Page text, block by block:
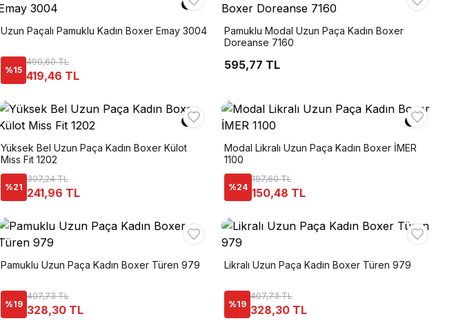
Uzun Paçalı Pamuklu Kadın Boxer Emay 3004
%15
490,60 TL
419,46 TL
Pamuklu Modal Uzun Paça Kadın Boxer
Doreanse 7160
595,77 TL
Yüksek Bel Uzun Paça Kadın Boxer Külot
Miss Fit 1202
%21
307,24 TL
241,96 TL
Modal Likralı Uzun Paça Kadın Boxer İMER
1100
%24
197,60 TL
150,48 TL
Pamuklu Uzun Paça Kadın Boxer Türen 979
%19
407,73 TL
328,30 TL
Likralı Uzun Paça Kadın Boxer Türen 979
%19
407,73 TL
328,30 TL